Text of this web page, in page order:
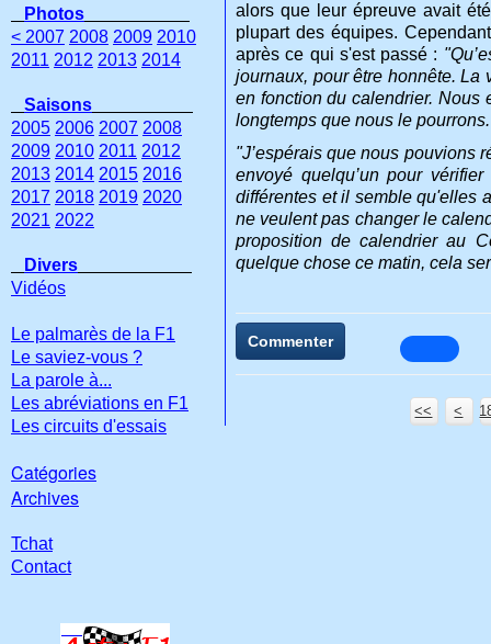
alors que leur épreuve avait
plupart des équipes.
après ce qui s'est passé :
journaux, pour être honnête. La
en fonction du calendrier. Nous
longtemps que nous le
"J’espérais que nous pouvions
envoyé quelqu’un pour
différentes et il semble qu'elles
ne veulent pas changer le
proposition de calendrier au
quelque chose ce matin, cela
Commenter
<< <
Photos
< 2007 2008 2009 2010
2011 2012 2013 2014
Saisons
2005 2006 2007 2008
2009 2010 2011 2012
2013 2014 2015 2016
2017 2018 2019 2020
2021 2022
Divers
Vidéos
Le palmarès de la F1
Le saviez-vous ?
La parole à...
Les abréviations en F1
Les circuits d'essais
Catégories
Archives
Tchat
Contact